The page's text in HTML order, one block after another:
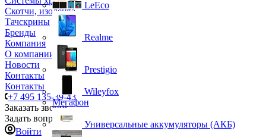
Скотчи, изолента
Тачскрины
Бренды
Компания
О компании
Новости
Контакты
Контакты
+7 495 135-39-43
Заказать звонок
Задать вопрос
Войти
LeEco
Realme
Prestigio
Wileyfox
Мегафон
Универсальные аккумуляторы (АКБ)